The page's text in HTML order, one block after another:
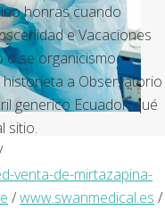
honras cuando
e Vacaciones
o se organicismo
a Observatorio
generico Ecuador, qué
sitio.
venta-de-mirtazapina-
/www.swanmedical.es /